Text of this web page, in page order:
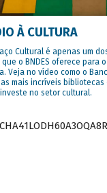
À CULTURA
Cultural é apenas um
o BNDES oferece para o
Veja no vídeo como o
mais incríveis bibliotecas
no setor cultural.